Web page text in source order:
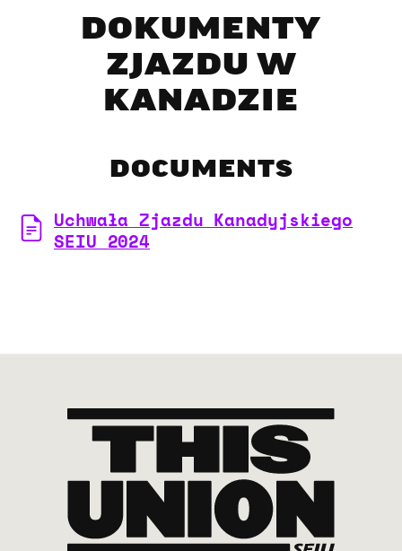
DOKUMENTY
ZJAZDU W
KANADZIE
DOCUMENTS
Uchwała Zjazdu Kanadyjskiego
SEIU 2024